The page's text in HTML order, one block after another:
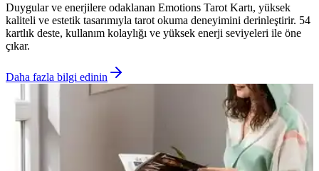
Duygular ve enerjilere odaklanan Emotions Tarot Kartı, yüksek
kaliteli ve estetik tasarımıyla tarot okuma deneyimini derinleştirir. 54
kartlık deste, kullanım kolaylığı ve yüksek enerji seviyeleri ile öne
çıkar.
Daha fazla bilgi edinin